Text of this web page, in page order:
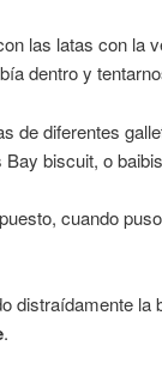
las latas con la
dentro y
de diferentes
biscuit, o
cuando
distraídamente
.